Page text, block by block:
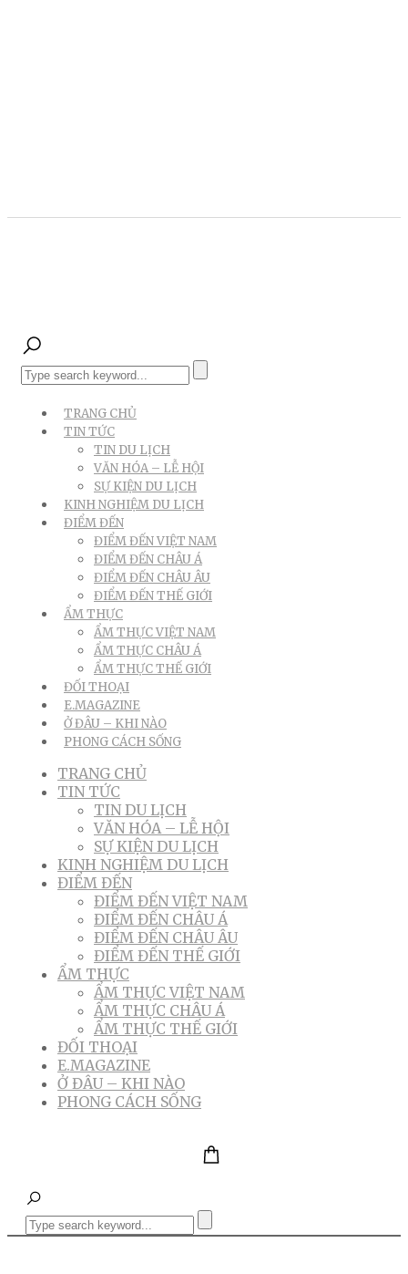
TRANG CHỦ
TIN TỨC
TIN DU LỊCH
VĂN HÓA – LỄ HỘI
SỰ KIỆN DU LỊCH
KINH NGHIỆM DU LỊCH
ĐIỂM ĐẾN
ĐIỂM ĐẾN VIỆT NAM
ĐIỂM ĐẾN CHÂU Á
ĐIỂM ĐẾN CHÂU ÂU
ĐIỂM ĐẾN THẾ GIỚI
ẨM THỰC
ẨM THỰC VIỆT NAM
ẨM THỰC CHÂU Á
ẨM THỰC THẾ GIỚI
ĐỐI THOẠI
E.MAGAZINE
Ở ĐÂU – KHI NÀO
PHONG CÁCH SỐNG
TRANG CHỦ
TIN TỨC
TIN DU LỊCH
VĂN HÓA – LỄ HỘI
SỰ KIỆN DU LỊCH
KINH NGHIỆM DU LỊCH
ĐIỂM ĐẾN
ĐIỂM ĐẾN VIỆT NAM
ĐIỂM ĐẾN CHÂU Á
ĐIỂM ĐẾN CHÂU ÂU
ĐIỂM ĐẾN THẾ GIỚI
ẨM THỰC
ẨM THỰC VIỆT NAM
ẨM THỰC CHÂU Á
ẨM THỰC THẾ GIỚI
ĐỐI THOẠI
E.MAGAZINE
Ở ĐÂU – KHI NÀO
PHONG CÁCH SỐNG